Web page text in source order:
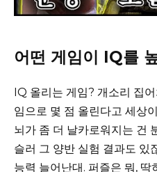
어떤 게임이 IQ를
IQ 올리는 게임? 개소리 집
임으로 몇 점 올린다고 세상
뇌가 좀 더 날카로워지는 건
슬러 그 양반 실험 결과도 있
능력 늘어난대. 퍼즐은 뭐,